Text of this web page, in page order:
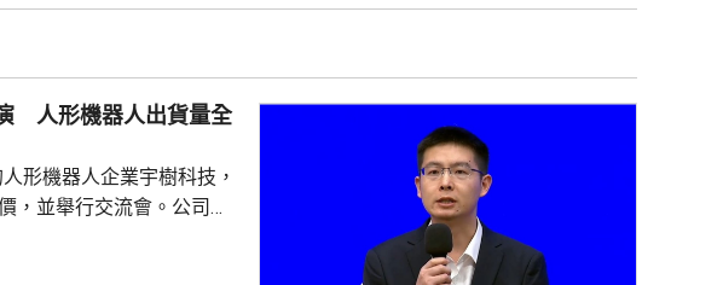
康管理。他又指，美團在
... 人形機器人出貨量全
形機器人企業宇樹科技，
，並舉行交流會。公司董